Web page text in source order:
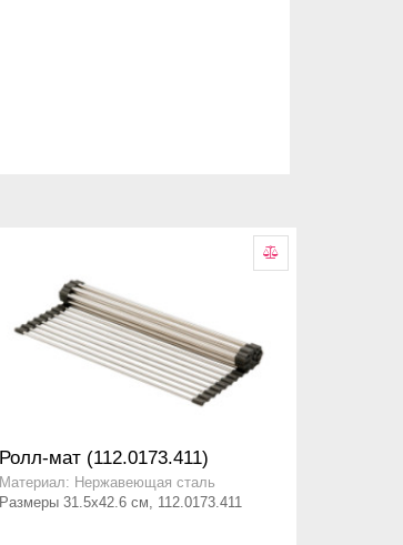
Ролл-мат (112.0173.411)
Материал: Нержавеющая сталь
Размеры 31.5x42.6 см, 112.0173.411